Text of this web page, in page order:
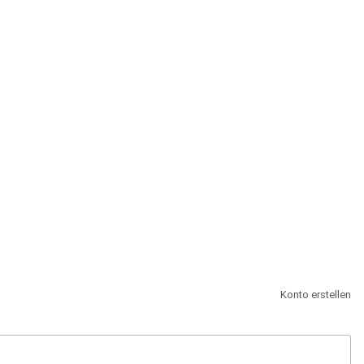
Konto erstellen